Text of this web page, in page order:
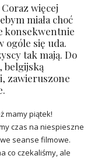
więcej
miała choć
konsekwentnie
ogóle się uda.
tak mają. Do
belgijską
zawieruszone
mamy piątek!
czas na niespieszne
seanse filmowe.
co czekaliśmy, ale